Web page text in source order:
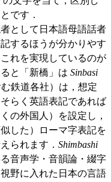
です．
として日本語母語話者
するほうが分かりやす
れを実現しているのが
と「新橋」は Sinbasi
鉄道各社）は，想定
らく英語表記であれば
の外国人）を設定し，
した）ローマ字表記を
られます． Shimbashi
音声学・音韻論・綴字
野に入れた日本の言語